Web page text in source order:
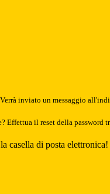
Verrà inviato un messaggio
Effettua il reset della password
casella di posta elettronica!